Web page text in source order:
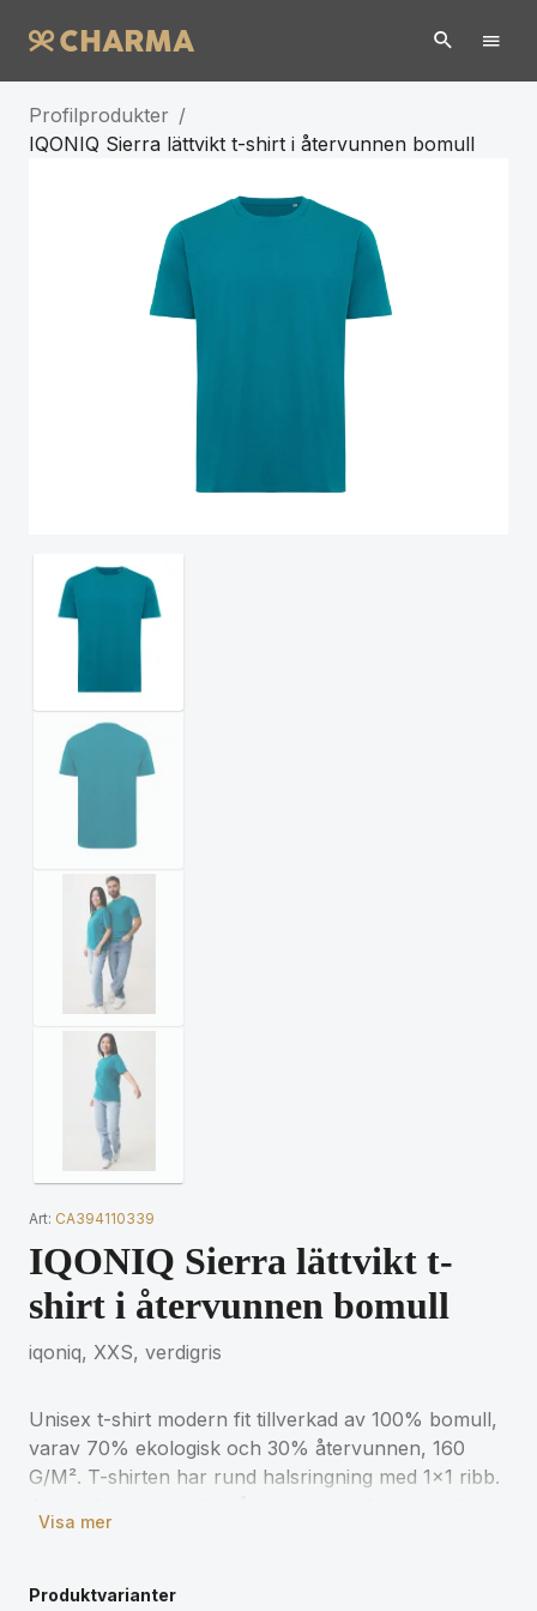
Profilprodukter /
IQONIQ Sierra lättvikt t-shirt i återvunnen bomull
Art: CA394110339
IQONIQ Sierra lättvikt t-
shirt i återvunnen bomull
iqoniq, XXS, verdigris
Unisex t-shirt modern fit tillverkad av 100% bomull,
varav 70% ekologisk och 30% återvunnen, 160
G/M². T-shirten har rund halsringning med 1x1 ribb.
material samt påståenden om miljöpåverkan
och blockkedjeteknik. Genom att skanna QR-koden
Visa mer
Produktvarianter